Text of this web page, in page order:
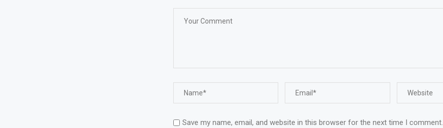
Save my name, email, and website in this browser for the next time I comment.